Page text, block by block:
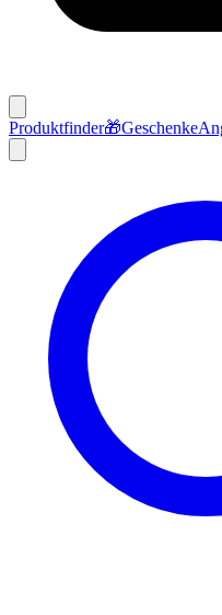
Produktfinder🎁Geschenke